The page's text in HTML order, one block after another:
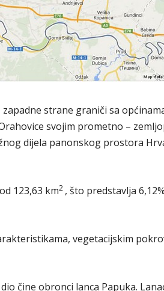
strane graniči sa
svojim prometno –
dijela panonskog prostora
123,63 km2 , što predstavlja
vegetacijskim
čine obronci lanca Papuka.